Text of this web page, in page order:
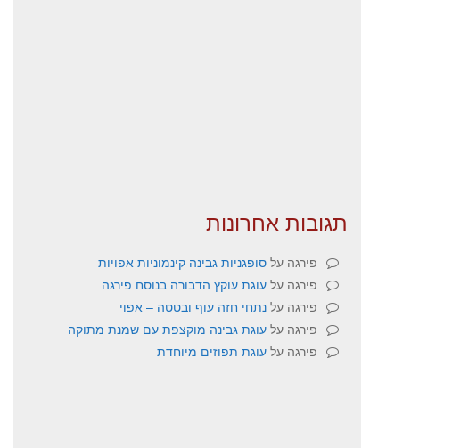
תגובות אחרונות
פירגה על סופגניות גבינה קינמוניות אפויות
פירגה על עוגת עוקץ הדבורה בנוסח פירגה
פירגה על נתחי חזה עוף ובטטה – אפוי
פירגה על עוגת גבינה מוקצפת עם שמנת מתוקה
פירגה על עוגת תפוזים מיוחדת